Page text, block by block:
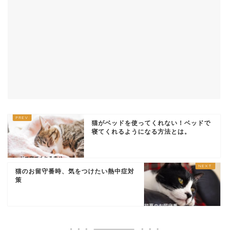
猫がベッドを使ってくれない！ベッドで
寝てくれるようになる方法とは。
猫のお留守番時、気をつけたい熱中症対
策